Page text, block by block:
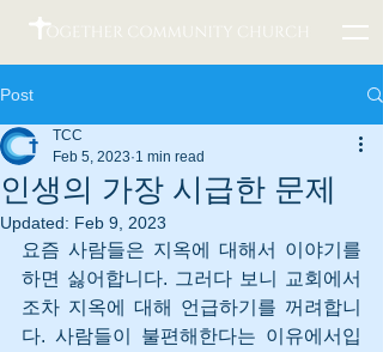
Post
인생의 가장 시급한 문제
TCC
Feb 5, 2023 1 min read
Updated: Feb 9, 2023
요즘 사람들은 지옥에 대해서 이야기를
하면 싫어합니다. 그러다 보니 교회에서
조차 지옥에 대해 언급하기를 꺼려합니
다. 사람들이 불편해한다는 이유에서입